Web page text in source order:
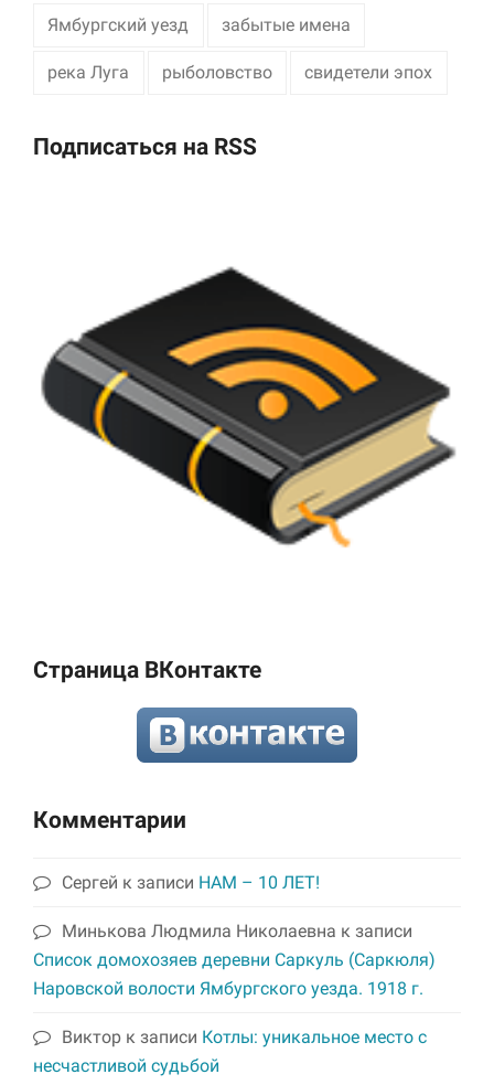
Ямбургский уезд забытые имена
река Луга рыболовство свидетели эпох
Подписаться на RSS
Страница ВКонтакте
Комментарии
Сергей к записи НАМ – 10 ЛЕТ!
Минькова Людмила Николаевна к записи
Список домохозяев деревни Саркуль (Саркюля)
Наровской волости Ямбургского уезда. 1918 г.
Виктор к записи Котлы: уникальное место с
несчастливой судьбой